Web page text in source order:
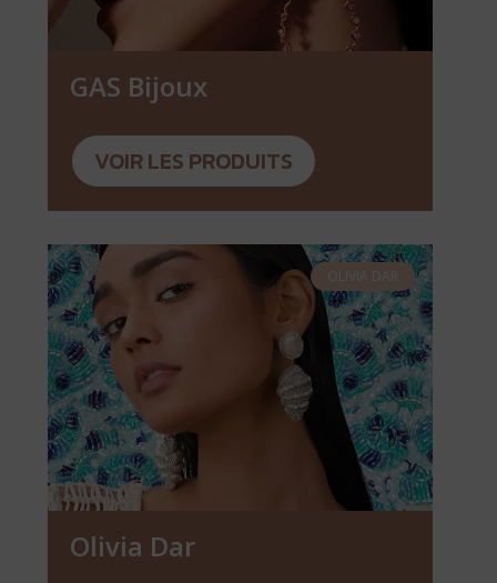
GAS Bijoux
VOIR LES PRODUITS
OLIVIA DAR
Olivia Dar